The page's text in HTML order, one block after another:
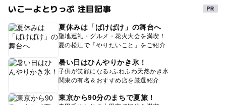
いこーよとりっぷ 注目記事
夏休みは「ばけばけ」の舞台へ
聖地巡礼・グルメ・花火大会を満喫！
夏の松江で「やりたいこと」をご紹介
暑い日はひんやりかき氷！
子供が笑顔になる♪ふわふわ天然かき氷
関東の有名＆おすすめ店を厳選紹介
東京から90分のまちで夏旅！